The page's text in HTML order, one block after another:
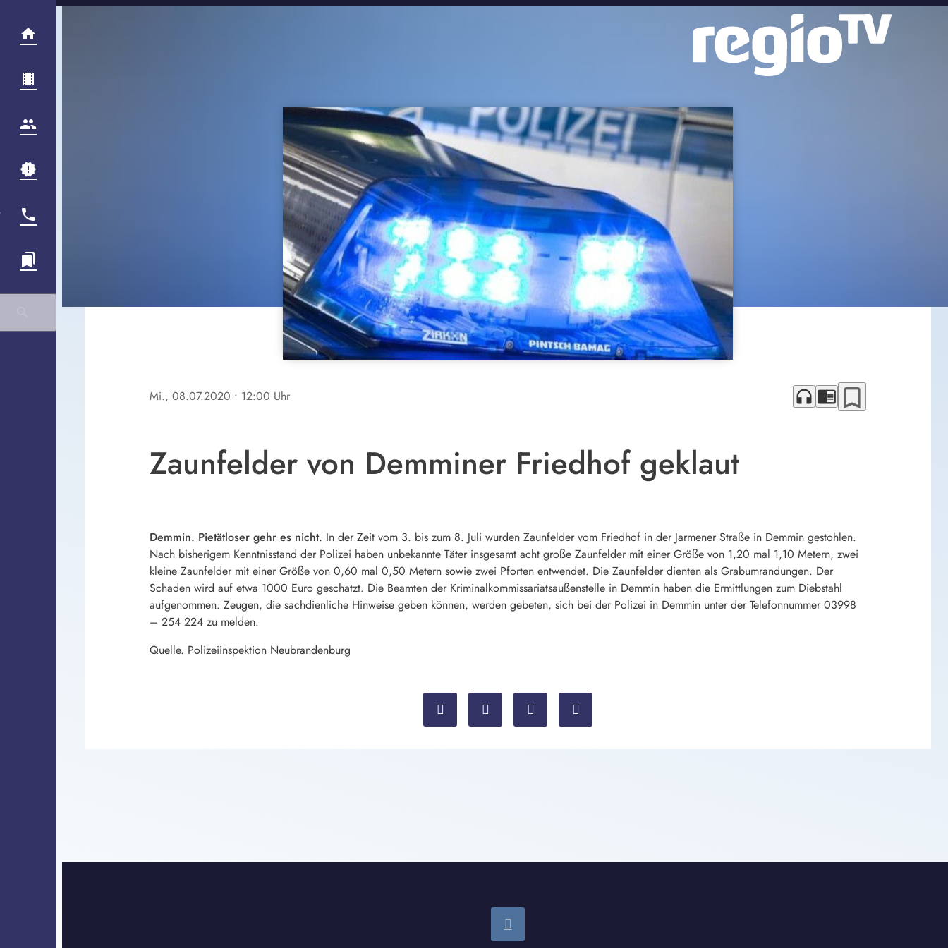
Mi., 08.07.2020 • 12:00 Uhr headphones chrome_reader_mode bookmark_border
Zaunfelder von Demminer Friedhof geklaut
Demmin. Pietätloser gehr es nicht. In der Zeit vom 3. bis zum 8. Juli wurden Zaunfelder vom Friedhof in der Jarmener Straße in Demmin gestohlen.
Nach bisherigem Kenntnisstand der Polizei haben unbekannte Täter insgesamt acht große Zaunfelder mit einer Größe von 1,20 mal 1,10 Metern, zwei
kleine Zaunfelder mit einer Größe von 0,60 mal 0,50 Metern sowie zwei Pforten entwendet. Die Zaunfelder dienten als Grabumrandungen. Der
Schaden wird auf etwa 1000 Euro geschätzt. Die Beamten der Kriminalkommissariatsaußenstelle in Demmin haben die Ermittlungen zum Diebstahl
aufgenommen. Zeugen, die sachdienliche Hinweise geben können, werden gebeten, sich bei der Polizei in Demmin unter der Telefonnummer 03998
– 254 224 zu melden.
Quelle. Polizeiinspektion Neubrandenburg